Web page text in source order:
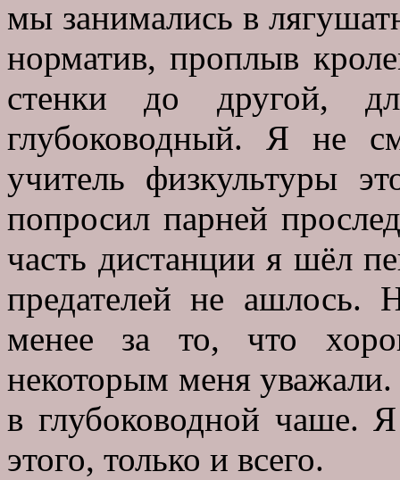
мы занимались в
норматив, проплыв
стенки до другой,
глубоководный. Я не
учитель физкультуры
попросил парней
часть дистанции я шёл
предателей не ашлось.
менее за то, что
некоторым меня уважали.
в глубоководной чаше.
этого, только и всего.